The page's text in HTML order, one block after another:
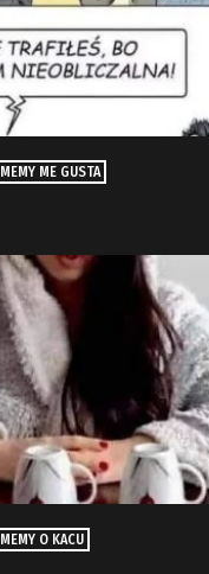
MEMY ME GUSTA
MEMY O KACU